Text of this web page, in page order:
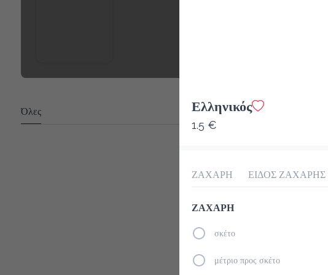
Όλες Ελληνικός
1.5 €
ΖΑΧΑΡΗ ΕΙΔΟΣ ΖΑΧΑΡΗΣ
ΖΑΧΑΡΗ
σκέτο
μέτριο προς σκέτο